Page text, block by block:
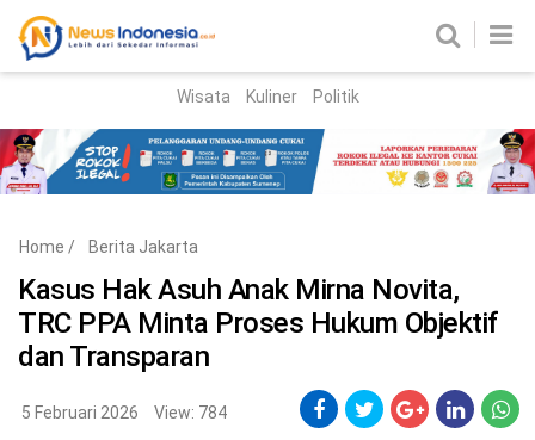
Parlemen
Nasional
Wisata Kuliner Politik
Home / Berita Jakarta
Kasus Hak Asuh Anak Mirna Novita,
TRC PPA Minta Proses Hukum Objektif
dan Transparan
5 Februari 2026 View: 784